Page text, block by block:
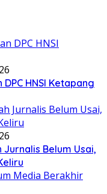
HNSI Ketapang
Belum Usai,